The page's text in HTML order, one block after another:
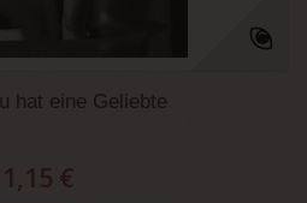
hat eine Geliebte
1,15 €